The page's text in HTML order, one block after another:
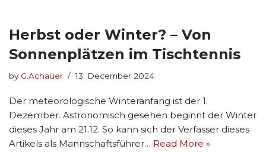
Herbst oder Winter? – Von
Sonnenplätzen im Tischtennis
by G.Achauer 13. December 2024
Der meteorologische Winteranfang ist der 1.
Dezember. Astronomisch gesehen beginnt der Winter
dieses Jahr am 21.12. So kann sich der Verfasser dieses
Artikels als Mannschaftsführer… Read More »